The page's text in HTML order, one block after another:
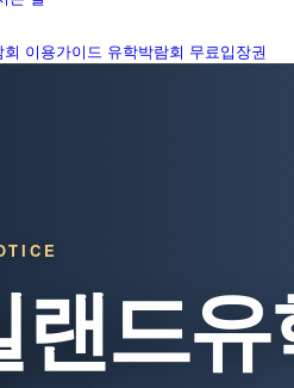
회 이용가이드 유학박람회 무료입장권
랜드